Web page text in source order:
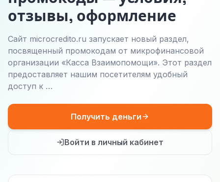
отзывы, оформление
Сайт microcredito.ru запускает новый раздел,
посвященный промокодам от микрофинансовой
организации «Касса Взаимопомощи». Этот раздел
предоставляет нашим посетителям удобный
доступ к …
Получить деньги
Войти в личный кабинет